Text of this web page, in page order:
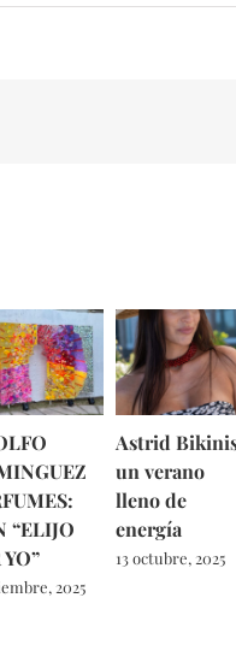
“ELIJO
YO”
2025
Astrid
un verano
lleno de
energía
13 octubre, 2025